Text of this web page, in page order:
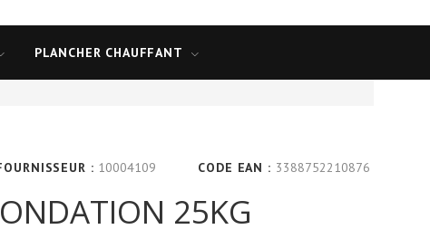
PLANCHER CHAUFFANT
: 10004109 CODE EAN : 3388752210876
25KG